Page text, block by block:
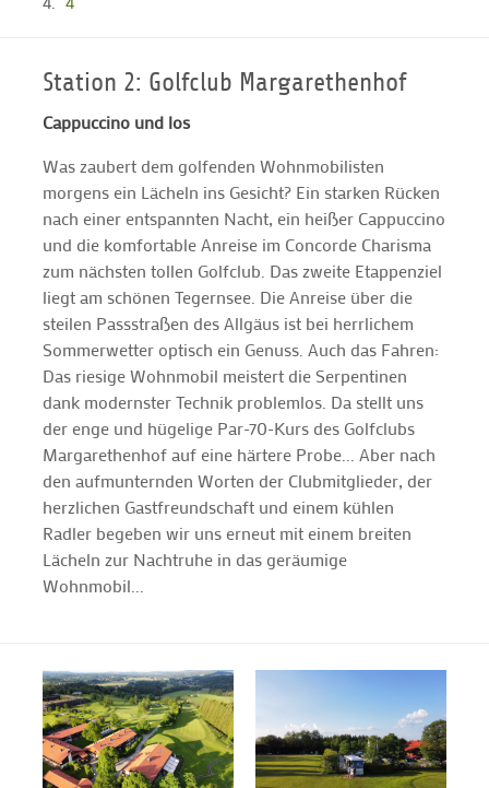
Station 2: Golfclub Margarethenhof
Cappuccino und los
Was zaubert dem golfenden Wohnmobilisten
morgens ein Lächeln ins Gesicht? Ein starken Rücken
nach einer entspannten Nacht, ein heißer Cappuccino
und die komfortable Anreise im Concorde Charisma
zum nächsten tollen Golfclub. Das zweite Etappenziel
liegt am schönen Tegernsee. Die Anreise über die
steilen Passstraßen des Allgäus ist bei herrlichem
Sommerwetter optisch ein Genuss. Auch das Fahren:
Das riesige Wohnmobil meistert die Serpentinen
dank modernster Technik problemlos. Da stellt uns
der enge und hügelige Par-70-Kurs des Golfclubs
Margarethenhof auf eine härtere Probe... Aber nach
den aufmunternden Worten der Clubmitglieder, der
herzlichen Gastfreundschaft und einem kühlen
Radler begeben wir uns erneut mit einem breiten
Lächeln zur Nachtruhe in das geräumige
Wohnmobil...